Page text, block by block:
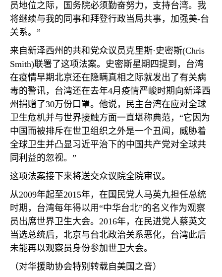
员地位之际，国务院必须勤奋努力，支持台湾。我
将继续与我的同事和拜登行政当局共事，加强美-台
关系。”
来自新泽西州的共和党众议员克里斯·史密斯(Chris
Smith)联署了这项法案。史密斯星期四提到，台湾
在疫情早期北京还在隐瞒真相之际就发出了有关病
毒的警讯，台湾还在去年4月疫情严峻时期向新泽西
州捐赠了30万份口罩。他说，民主台湾在应对全球
卫生危机并与世界接触方面一直堪称典范，“它因为
中国而被排斥在世卫组织之外是一个丑闻，威胁着
全球卫生并凸显习近平治下的中国共产党对全球共
同利益的忽视。”
这项法案接下来将送交众议院全院审议。
从2009年起至2015年，在国民党人马英九担任总统
时期，台湾每年得以用“中华台北”的名义作为观察
员出席世界卫生大会。 2016年，在民进党人蔡英文
当选总统后，北京与台北政治关系恶化，台湾此后
未能再以观察员身份参加世卫大会。
（对华援助协会特别转载自美国之音）